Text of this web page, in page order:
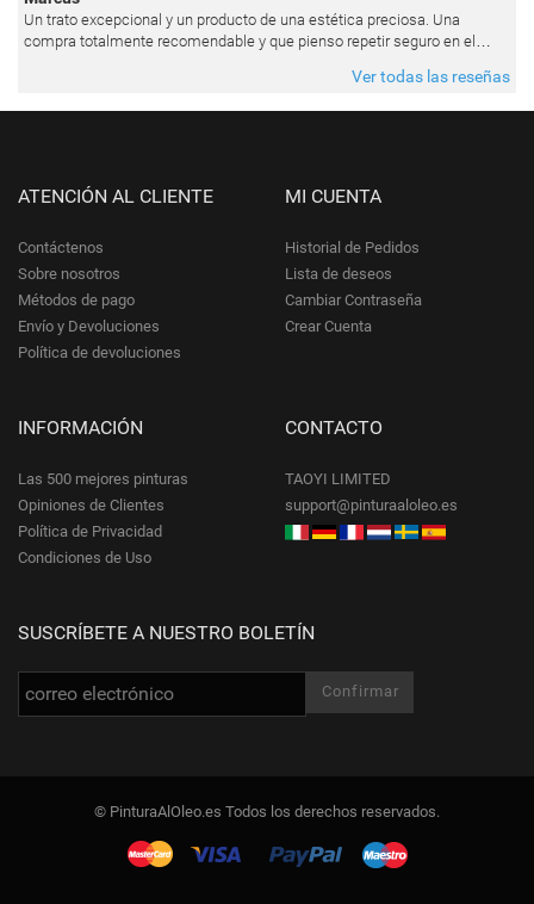
Un trato excepcional y un producto de una estética preciosa. Una
compra totalmente recomendable y que pienso repetir seguro en el
Ver todas las reseñas
ATENCIÓN AL CLIENTE
Contáctenos
Sobre nosotros
Métodos de pago
Envío y Devoluciones
Política de devoluciones
MI CUENTA
Historial de Pedidos
Lista de deseos
Cambiar Contraseña
Crear Cuenta
INFORMACIÓN
Las 500 mejores pinturas
Opiniones de Clientes
Política de Privacidad
Condiciones de Uso
CONTACTO
TAOYI LIMITED
support@pinturaaloleo.es
SUSCRÍBETE A NUESTRO BOLETÍN
© PinturaAlOleo.es Todos los derechos reservados.